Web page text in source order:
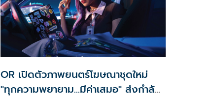
OR เปิดตัวภาพยนตร์โฆษณาชุดใหม่
"ทุกความพยายาม...มีค่าเสมอ" ส่งกำลัง